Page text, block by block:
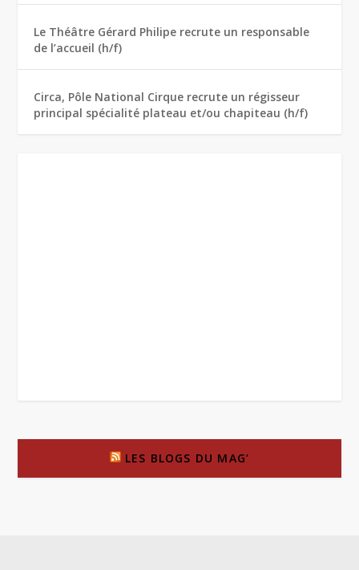
Le Théâtre Gérard Philipe recrute un responsable
de l’accueil (h/f)
Circa, Pôle National Cirque recrute un régisseur
principal spécialité plateau et/ou chapiteau (h/f)
LES BLOGS DU MAG’